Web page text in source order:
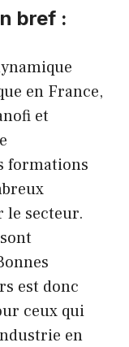
bref :
en France,
et
formations
le secteur.
est donc
ceux qui
en